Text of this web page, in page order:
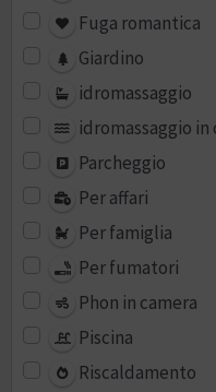
Fuga romantica
Giardino
idromassaggio
idromassaggio in
Parcheggio
Per affari
Per famiglia
Per fumatori
Phon in camera
Piscina
Riscaldamento